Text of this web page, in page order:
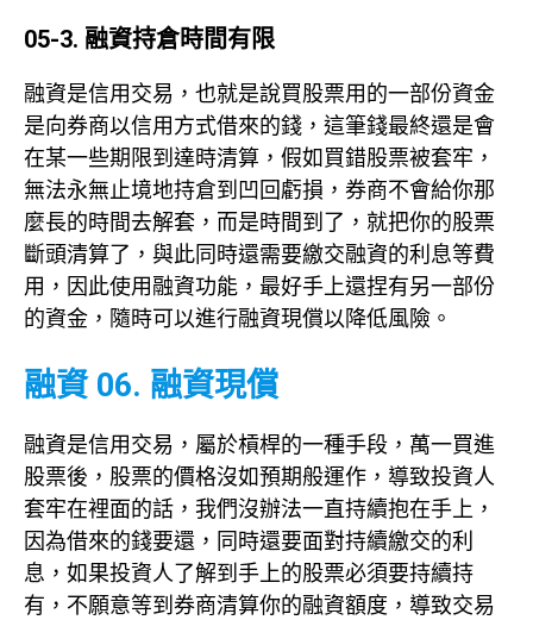
05-3. 融資持倉時間有限
融資是信用交易，也就是說買股票用的一部份資金
是向券商以信用方式借來的錢，這筆錢最終還是會
在某一些期限到達時清算，假如買錯股票被套牢，
無法永無止境地持倉到凹回虧損，券商不會給你那
麼長的時間去解套，而是時間到了，就把你的股票
斷頭清算了，與此同時還需要繳交融資的利息等費
用，因此使用融資功能，最好手上還捏有另一部份
的資金，隨時可以進行融資現償以降低風險。
融資 06. 融資現償
融資是信用交易，屬於槓桿的一種手段，萬一買進
股票後，股票的價格沒如預期般運作，導致投資人
套牢在裡面的話，我們沒辦法一直持續抱在手上，
因為借來的錢要還，同時還要面對持續繳交的利
息，如果投資人了解到手上的股票必須要持續持
有，不願意等到券商清算你的融資額度，導致交易